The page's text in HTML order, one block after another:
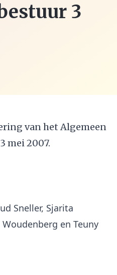
3
van het Algemeen
mei 2007.
Sneller, Sjarita
en Teuny